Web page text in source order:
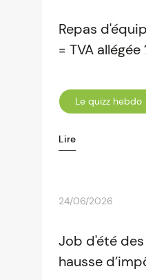
Repas
= TVA allégée
Le quizz hebdo
Lire
24/06/2026
Job d'été
hausse